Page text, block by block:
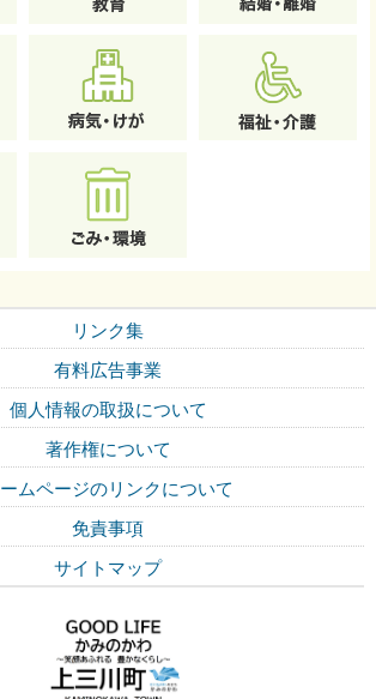
リンク集
有料広告事業
個人情報の取扱について
著作権について
ムページのリンクについて
免責事項
サイトマップ